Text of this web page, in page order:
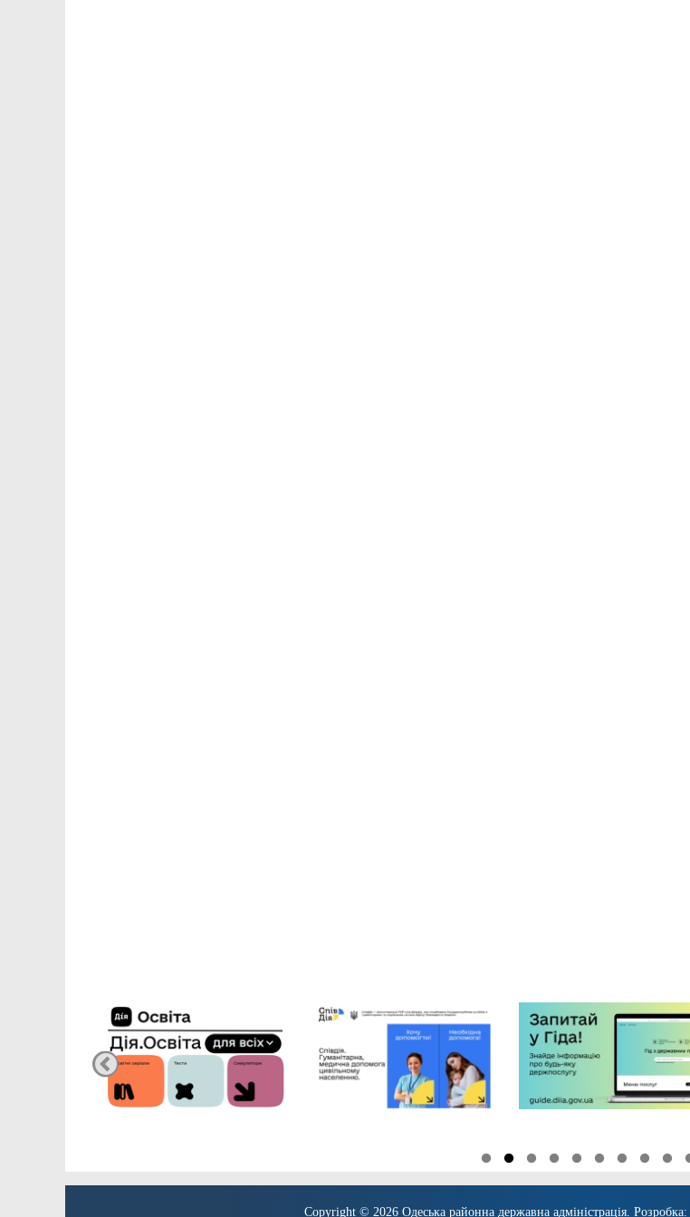
Copyright © 2026 Одеська районна державна адміністрація . Розробка: